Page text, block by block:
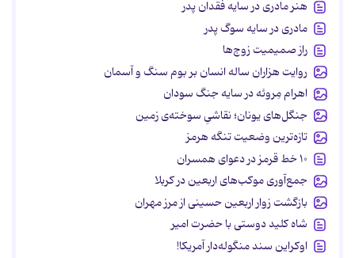
هنر مادری در سایه‌ فقدان پدر
مادری در سایه سوگ پدر
راز صمیمیت زوج‌ها
روایت هزاران ساله انسان بر بوم سنگ و آسمان
اهرام مِروئه در سایه جنگ سودان
جنگل‌های یونان؛ نقاشیِ سوخته‌ی زمین
تازه‌ترین وضعیت تنگه هرمز
۱۰ خط قرمز در دعوای همسران
جمع‌آوری موکب‌های اربعین در کربلا
بازگشت زوار اربعین حسینی از مرز مهران
شاه کلید دوستی با حضرت امیر
اوکراین سند منگوله‌دار آمریکا!